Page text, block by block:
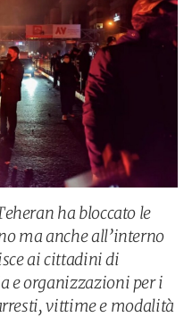
ha bloccato le
ma anche all’interno
ai cittadini di
e organizzazioni per i
vittime e modalità